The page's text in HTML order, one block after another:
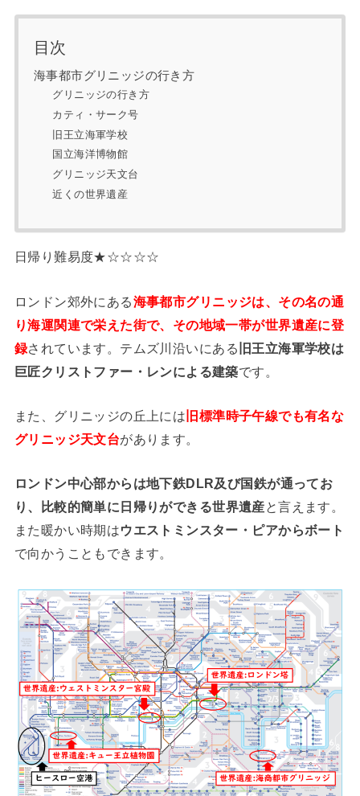
目次
海事都市グリニッジの行き方
グリニッジの行き方
カティ・サーク号
旧王立海軍学校
国立海洋博物館
グリニッジ天文台
近くの世界遺産
日帰り難易度★☆☆☆☆
ロンドン郊外にある海事都市グリニッジは、その名の通
り海運関連で栄えた街で、その地域一帯が世界遺産に登
録されています。テムズ川沿いにある 旧王立海軍学校は
巨匠クリストファー・レンによる建築です。
また、グリニッジの丘上には 旧標準時子午線でも有名な
グリニッジ天文台があります。
ロンドン中心部からは地下鉄DLR及び国鉄が通ってお
り、
比較的簡単に日帰りができる世界遺産と言えます。
また暖かい時期はウエストミンスター・ピアからボート
で向かうこともできます。